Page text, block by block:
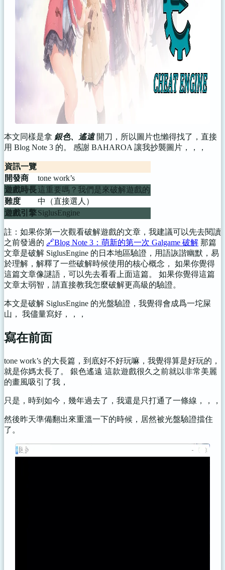
本文同樣是拿 銀色、遙遠開刀，所以圖片也懶得找了，直接
用 Blog Note 3 的。 感謝 BAHAROA 讓我抄襲圖片，，，
資訊一覽
開發商
tone work’s
遊戲時長這重要嗎？我們是來破解遊戲的
難度
中（直接選人）
遊戲引擎SiglusEngine
註：如果你第一次觀看破解遊戲的文章，我建議可以先去閱讀
之前發過的 🔗Blog Note 3：萌新的第一次 Galgame 破解 那篇
文章是破解 SiglusEngine 的日本地區驗證，用語詼諧幽默，易
於理解，解釋了一些破解時候使用的核心概念， 如果你覺得
這篇文章像謎語，可以先去看看上面這篇。 如果你覺得這篇
文章太弱智，請直接教我怎麼破解更高級的驗證。
本文是破解 SiglusEngine 的光盤驗證，我覺得會成爲一坨屎
山， 我儘量寫好，，，
寫在前面
tone work’s 的大長篇，到底好不好玩嘛，我覺得算是好玩的，
就是你媽太長了。 銀色遙遠 這款遊戲很久之前就以非常美麗
的畫風吸引了我，
只是，時到如今，幾年過去了，我還是只打通了一條線，，，
然後昨天準備翻出來重溫一下的時候，居然被光盤驗證擋住
了。